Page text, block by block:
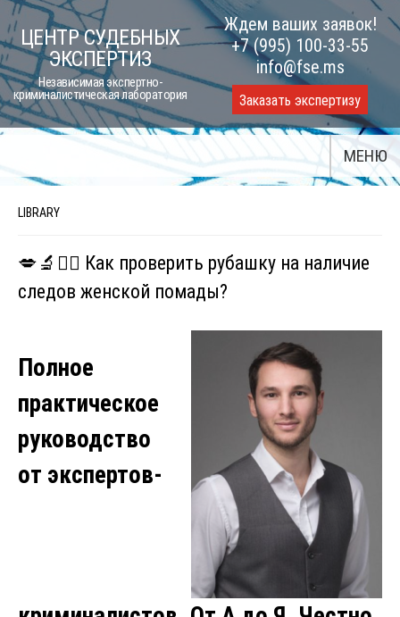
Skip
to
content
ЦЕНТР СУДЕБНЫХ
ЭКСПЕРТИЗ
Независимая экспертно-
криминалистическая лаборатория
Ждем ваших заявок!
+7 (995) 100-33-55
info@fse.ms
Заказать экспертизу
МЕНЮ
LIBRARY
💋🔬🕵️‍♂️ Как проверить рубашку на наличие
следов женской помады?
Полное
практическое
руководство
от экспертов-